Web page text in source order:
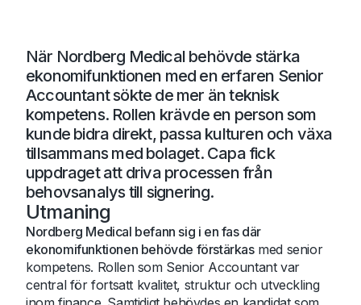
När Nordberg Medical behövde stärka
ekonomifunktionen med en erfaren Senior
Accountant sökte de mer än teknisk
kompetens. Rollen krävde en person som
kunde bidra direkt, passa kulturen och växa
tillsammans med bolaget. Capa fick
uppdraget att driva processen från
behovsanalys till signering.
Utmaning
Nordberg Medical befann sig i en fas där
ekonomifunktionen behövde förstärkasmed senior
kompetens. Rollen som Senior Accountant var
central för fortsatt kvalitet, struktur och utveckling